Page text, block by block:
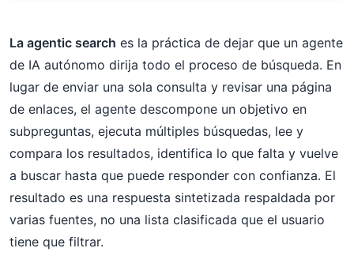
La agentic search es la práctica de dejar que un agente
de IA autónomo dirija todo el proceso de búsqueda. En
lugar de enviar una sola consulta y revisar una página
de enlaces, el agente descompone un objetivo en
subpreguntas, ejecuta múltiples búsquedas, lee y
compara los resultados, identifica lo que falta y vuelve
a buscar hasta que puede responder con confianza. El
resultado es una respuesta sintetizada respaldada por
varias fuentes, no una lista clasificada que el usuario
tiene que filtrar.